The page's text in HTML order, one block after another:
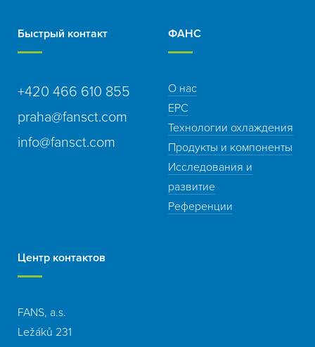
Быстрый контакт
+420 466 610 855
praha@fansct.com
info@fansct.com
ФАНС
О нас
EPC
Технологии охлаждения
Продукты и компоненты
Исследования и
развитие
Референции
Центр контактов
FANS, a.s.
Ležáků 231